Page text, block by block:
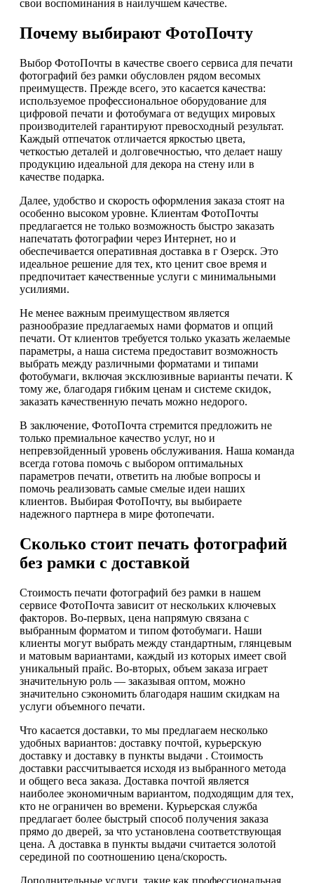
свои воспоминания в наилучшем качестве.
Почему выбирают ФотоПочту
Выбор ФотоПочты в качестве своего сервиса для печати
фотографий без рамки обусловлен рядом весомых
преимуществ. Прежде всего, это касается качества:
используемое профессиональное оборудование для
цифровой печати и фотобумага от ведущих мировых
производителей гарантируют превосходный результат.
Каждый отпечаток отличается яркостью цвета,
четкостью деталей и долговечностью, что делает нашу
продукцию идеальной для декора на стену или в
качестве подарка.
Далее, удобство и скорость оформления заказа стоят на
особенно высоком уровне. Клиентам ФотоПочты
предлагается не только возможность быстро заказать
напечатать фотографии через Интернет, но и
обеспечивается оперативная доставка в г Озерск. Это
идеальное решение для тех, кто ценит свое время и
предпочитает качественные услуги с минимальными
усилиями.
Не менее важным преимуществом является
разнообразие предлагаемых нами форматов и опций
печати. От клиентов требуется только указать желаемые
параметры, а наша система предоставит возможность
выбрать между различными форматами и типами
фотобумаги, включая эксклюзивные варианты печати. К
тому же, благодаря гибким ценам и системе скидок,
заказать качественную печать можно недорого.
В заключение, ФотоПочта стремится предложить не
только премиальное качество услуг, но и
непревзойденный уровень обслуживания. Наша команда
всегда готова помочь с выбором оптимальных
параметров печати, ответить на любые вопросы и
помочь реализовать самые смелые идеи наших
клиентов. Выбирая ФотоПочту, вы выбираете
надежного партнера в мире фотопечати.
Сколько стоит печать фотографий
без рамки с доставкой
Стоимость печати фотографий без рамки в нашем
сервисе ФотоПочта зависит от нескольких ключевых
факторов. Во-первых, цена напрямую связана с
выбранным форматом и типом фотобумаги. Наши
клиенты могут выбрать между стандартным, глянцевым
и матовым вариантами, каждый из которых имеет свой
уникальный прайс. Во-вторых, объем заказа играет
значительную роль — заказывая оптом, можно
значительно сэкономить благодаря нашим скидкам на
услуги объемного печати.
Что касается доставки, то мы предлагаем несколько
удобных вариантов: доставку почтой, курьерскую
доставку и доставку в пункты выдачи . Стоимость
доставки рассчитывается исходя из выбранного метода
и общего веса заказа. Доставка почтой является
наиболее экономичным вариантом, подходящим для тех,
кто не ограничен во времени. Курьерская служба
предлагает более быстрый способ получения заказа
прямо до дверей, за что установлена соответствующая
цена. А доставка в пункты выдачи считается золотой
серединой по соотношению цена/скорость.
Дополнительные услуги, такие как профессиональная